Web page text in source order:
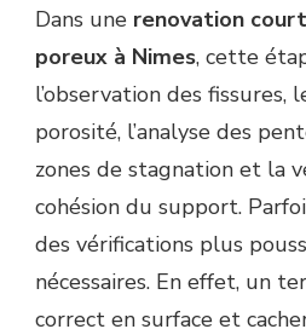
Dans une renovation
poreux à Nimes, cette
l’observation des fissures,
porosité, l’analyse des
zones de stagnation et la
cohésion du support.
des vérifications plus
nécessaires. En effet, un
correct en surface et